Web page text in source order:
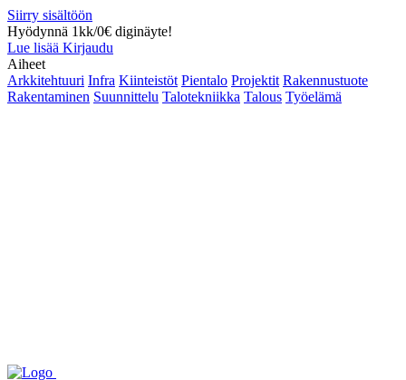
Siirry sisältöön
Hyödynnä 1kk/0€ diginäyte!
Lue lisää Kirjaudu
Aiheet
Arkkitehtuuri Infra Kiinteistöt Pientalo Projektit Rakennustuote
Rakentaminen Suunnittelu Talotekniikka Talous Työelämä